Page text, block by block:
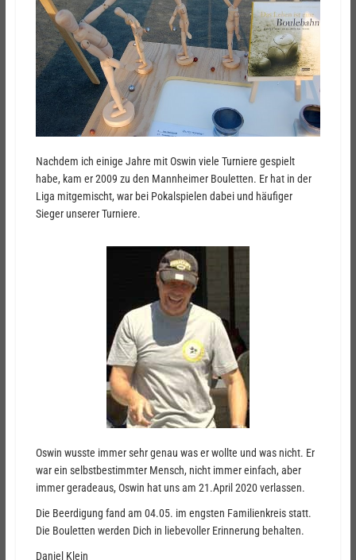
Nachdem ich einige Jahre mit Oswin viele Turniere gespielt
habe, kam er 2009 zu den Mannheimer Bouletten. Er hat in der
Liga mitgemischt, war bei Pokalspielen dabei und häufiger
Sieger unserer Turniere.
Oswin wusste immer sehr genau was er wollte und was nicht. Er
war ein selbstbestimmter Mensch, nicht immer einfach, aber
immer geradeaus, Oswin hat uns am 21.April 2020 verlassen.
Die Beerdigung fand am 04.05. im engsten Familienkreis statt.
Die Bouletten werden Dich in liebevoller Erinnerung behalten.
Daniel Klein